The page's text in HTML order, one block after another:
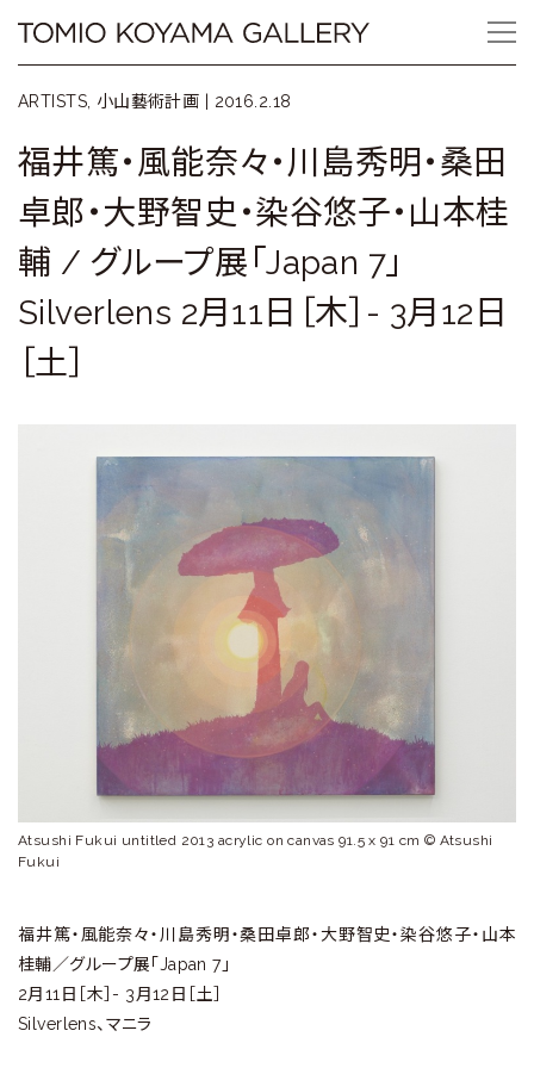
content
Tomio
Koyama
Gallery
小
山
登
美
ARTISTS, 小山藝術計画 | 2016.2.18
福井篤・風能奈々・川島秀明・桑田
卓郎・大野智史・染谷悠子・山本桂
輔 / グループ展「Japan 7」
Silverlens 2月11日［木］- 3月12日
［土］
Atsushi Fukui untitled 2013 acrylic on canvas 91.5 x 91 cm © Atsushi
Fukui
福井篤・風能奈々・川島秀明・桑田卓郎・大野智史・染谷悠子・山本
桂輔／グループ展「Japan 7」
2月11日［木］- 3月12日［土］
Silverlens、マニラ